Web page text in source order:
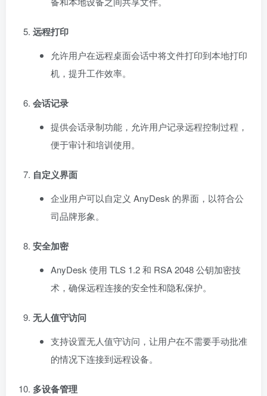
远程打印
允许用户在远程桌面会话中将文件打印到本地打印
机，提升工作效率。
会话记录
提供会话录制功能，允许用户记录远程控制过程，
便于审计和培训使用。
自定义界面
企业用户可以自定义 AnyDesk 的界面，以符合公
司品牌形象。
安全加密
AnyDesk 使用 TLS 1.2 和 RSA 2048 公钥加密技
术，确保远程连接的安全性和隐私保护。
无人值守访问
支持设置无人值守访问，让用户在不需要手动批准
的情况下连接到远程设备。
多设备管理